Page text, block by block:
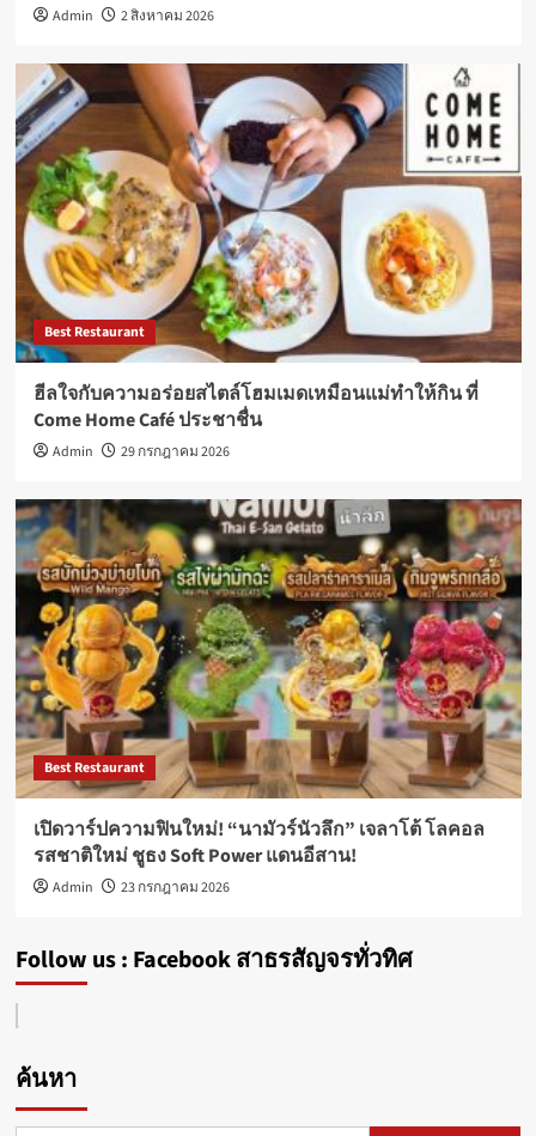
Admin 2 สิงหาคม 2026
Best Restaurant
ฮีลใจกับความอร่อยสไตล์โฮมเมดเหมือนแม่ทำให้กิน ที่
Come Home Café ประชาชื่น
Admin 29 กรกฎาคม 2026
Best Restaurant
เปิดวาร์ปความฟินใหม่! “นามัวร์นัวลึก” เจลาโต้ โลคอล
รสชาติใหม่ ชูธง Soft Power แดนอีสาน!
Admin 23 กรกฎาคม 2026
Follow us : Facebook สาธรสัญจรทั่วทิศ
ค้นหา